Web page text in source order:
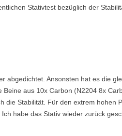
Stativtest bezüglich der
abgedichtet. Ansonsten hat es die
Beine aus 10x Carbon (N2204 8x
die Stabilität. Für den extrem hohen
habe das Stativ wieder zurück